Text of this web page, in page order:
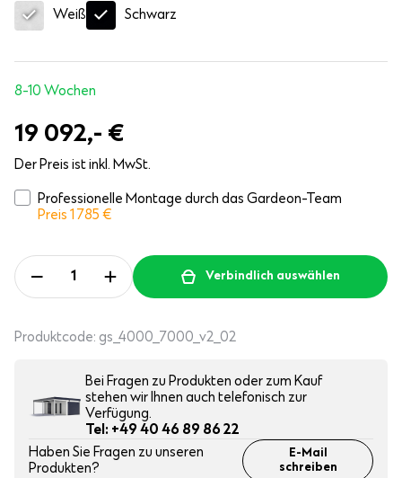
Weiß Schwarz
8-10 Wochen
19 092,- €
Der Preis ist inkl. MwSt.
Professionelle Montage durch das Gardeon-Team
Preis 1 785 €
Verbindlich auswählen
Produktcode: gs_4000_7000_v2_02
Bei Fragen zu Produkten oder zum Kauf
stehen wir Ihnen auch telefonisch zur
Verfügung.
Tel: +49 40 46 89 86 22
Haben Sie Fragen zu unseren
Produkten?
E-Mail
schreiben